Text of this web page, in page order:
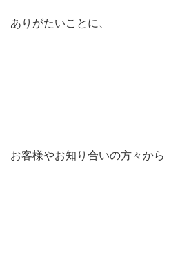
ありがたいことに、
お客様やお知り合いの方々から